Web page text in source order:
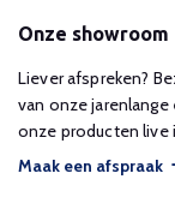
Onze showroom
Liever afspreken?
van onze
onze producten live
Maak een afspraak